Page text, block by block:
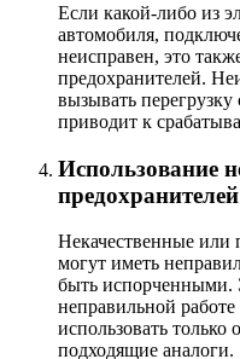
Если какой-либо из
автомобиля,
неисправен, это
предохранителей.
вызывать
приводит к
Использование
предохранителей
Некачественные или
могут иметь
быть испорченными.
неправильной
использовать
подходящие аналоги.